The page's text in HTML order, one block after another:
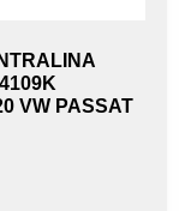
VW PASSAT